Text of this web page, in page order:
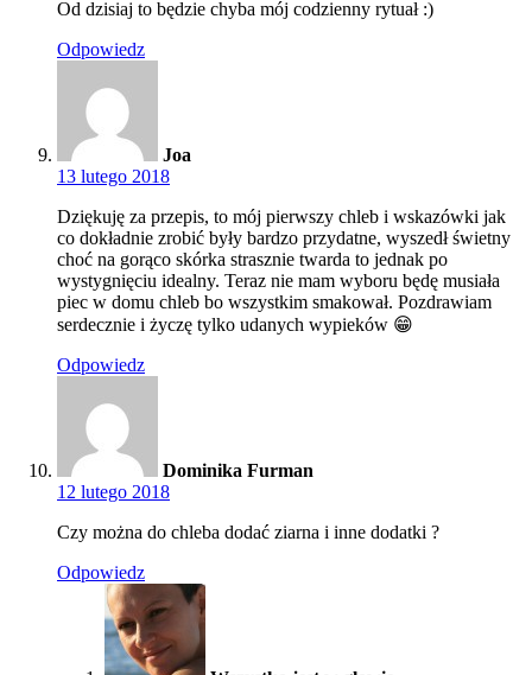
Od dzisiaj to będzie chyba mój codzienny rytuał :)
Odpowiedz
Joa
13 lutego 2018
Dziękuję za przepis, to mój pierwszy chleb i wskazówki jak
co dokładnie zrobić były bardzo przydatne, wyszedł świetny
choć na gorąco skórka strasznie twarda to jednak po
wystygnięciu idealny. Teraz nie mam wyboru będę musiała
piec w domu chleb bo wszystkim smakował. Pozdrawiam
serdecznie i życzę tylko udanych wypieków 😁
Odpowiedz
Dominika Furman
12 lutego 2018
Czy można do chleba dodać ziarna i inne dodatki ?
Odpowiedz